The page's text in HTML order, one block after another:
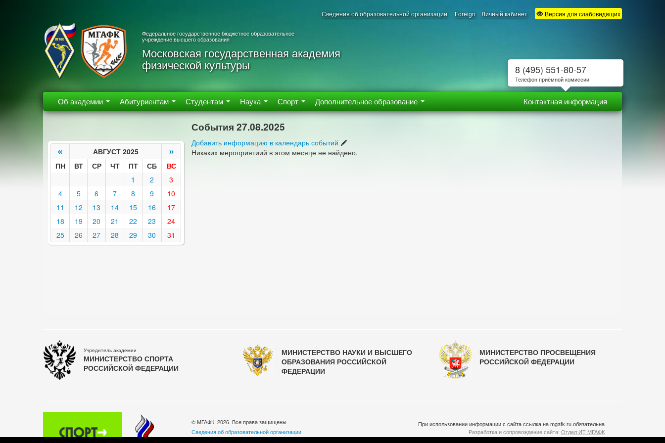
Сведения об образовательной организации Foreign Личный кабинет Версия для слабовидящих
Федеральное государственное бюджетное образовательное
учреждение высшего образования
Московская государственная академия
физической культуры
Об академии Абитуриентам Студентам Наука Спорт Дополнительное образование Контактная информация
« АВГУСТ 2025 »
ПН ВТ СР ЧТ ПТ СБ
ВС
1
2
3
4
5 6 7 8 9
10
11
12 13 14 15 16
17
18
19 20 21 22 23
24
25
26 27 28 29 30 31
События 27.08.2025
Добавить информацию в календарь событий
Никаких мероприятиий в этом месяце не найдено.
Учредитель академии
МИНИСТЕРСТВО СПОРТА
РОССИЙСКОЙ ФЕДЕРАЦИИ
МИНИСТЕРСТВО НАУКИ И ВЫСШЕГО
ОБРАЗОВАНИЯ РОССИЙСКОЙ
ФЕДЕРАЦИИ
МИНИСТЕРСТВО ПРОСВЕЩЕНИЯ
РОССИЙСКОЙ ФЕДЕРАЦИИ
© МГАФК, 2026. Все права защищены
Сведения об образовательной организации
При использовании информации с сайта ссылка на mgafk.ru обязательна
Разработка и сопровождение сайта: Отдел ИТ МГАФК
Система управления контентом:temeshov.ru
8 (495) 551-80-57
Телефон приёмной комиссии